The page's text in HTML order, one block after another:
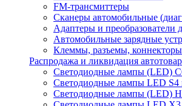
FM-трансмиттеры
Сканеры автомобильные
Адаптеры и преобразователи
Автомобильные зарядные
Клеммы, разъемы, коннекторы
Распродажа и ликвидация
Светодиодные лампы (LED)
Светодиодные лампы LED S4
Светодиодные лампы (LED)